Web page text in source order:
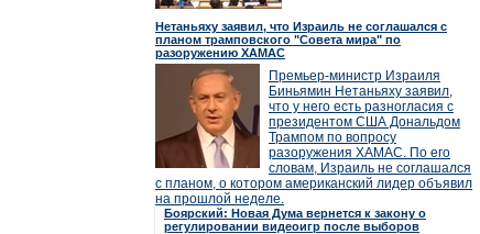
Нетаньяху заявил, что Израиль не соглашался с
планом трамповского "Совета мира" по
разоружению ХАМАС
Премьер-министр Израиля
Биньямин Нетаньяху заявил,
что у него есть разногласия с
президентом США Дональдом
Трампом по вопросу
разоружения ХАМАС. По его
словам, Израиль не соглашался
с планом, о котором американский лидер объявил
на прошлой неделе.
Боярский: Новая Дума вернется к закону о
регулировании видеоигр после выборов